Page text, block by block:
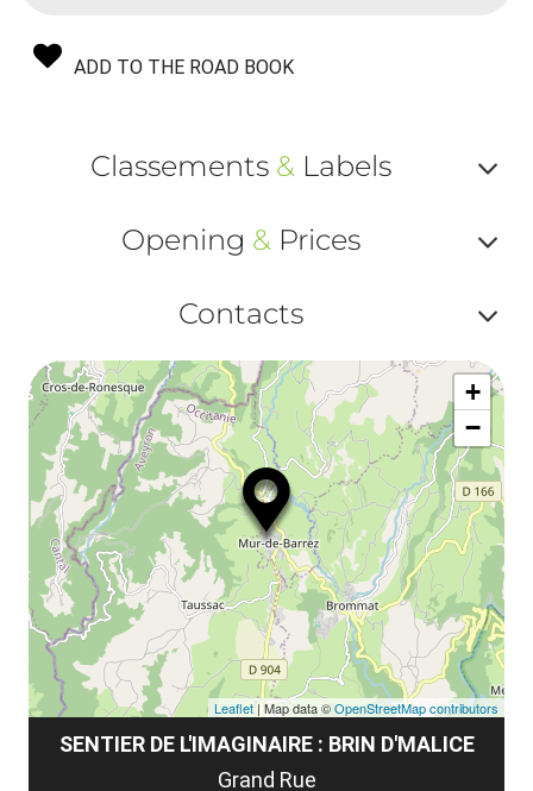
ADD TO THE ROAD BOOK
Classements &Labels
ou
Opening &Prices
ou
et
Contacts
ou
SENTIER DE L'IMAGINAIRE : BRIN D'MALICE
Grand Rue
+
−
Leaflet| Map data ©OpenStreetMap contributors